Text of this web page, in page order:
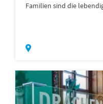
Familien sind die